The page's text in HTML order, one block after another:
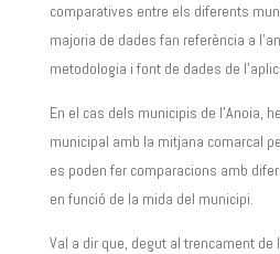
comparatives entre els diferents
majoria de dades fan referència a
metodologia i font de dades de
En el cas dels municipis de l’Anoia,
municipal amb la mitjana comarcal
es poden fer comparacions amb
en funció de la mida del municipi.
Val a dir que, degut al trencament de